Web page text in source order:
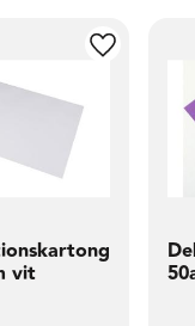
vit
Lägg till i